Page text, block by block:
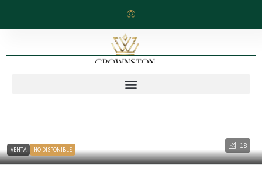
18
VENTA NO DISPONIBLE